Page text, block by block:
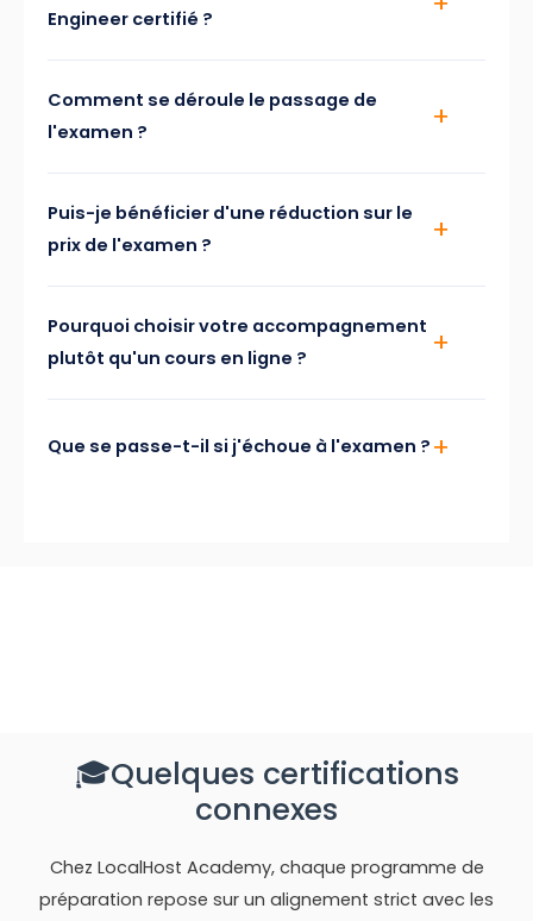
Engineer certifié ?
Comment se déroule le passage de
l'examen ?
Puis-je bénéficier d'une réduction sur le
prix de l'examen ?
Pourquoi choisir votre accompagnement
plutôt qu'un cours en ligne ?
Que se passe-t-il si j'échoue à l'examen ?
🎓Quelques certifications
connexes
Chez LocalHost Academy, chaque programme de
préparation repose sur un alignement strict avec les